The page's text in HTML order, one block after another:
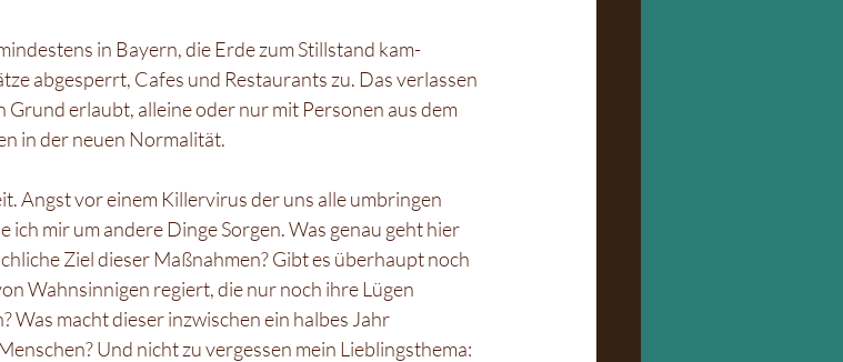
in Bayern, die Erde zum Stillstand kam-
abgesperrt, Cafes und Restaurants zu. Das verlassen
erlaubt, alleine oder nur mit Personen aus dem
in der neuen Normalität.
Angst vor einem Killervirus der uns alle umbringen
ich mir um andere Dinge Sorgen. Was genau geht hier
Ziel dieser Maßnahmen? Gibt es überhaupt noch
Wahnsinnigen regiert, die nur noch ihre Lügen
macht dieser inzwischen ein halbes Jahr
Und nicht zu vergessen mein Lieblingsthema: